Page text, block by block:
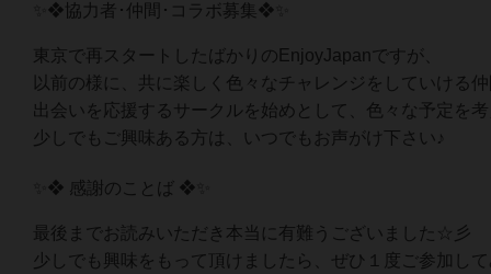
✨❖協力者･仲間･コラボ募集❖✨
東京で再スタートしたばかりのEnjoyJapanですが、
以前の様に、共に楽しく色々なチャレンジをしていける
出会いを応援するサークルを始めとして、色々な予定を
少しでもご興味ある方は、いつでもお声がけ下さい♪
✨❖ 感謝のことば ❖✨
最後までお読みいただき本当に有難うございました☆彡
少しでも興味をもって頂けましたら、ぜひ１度ご参加し